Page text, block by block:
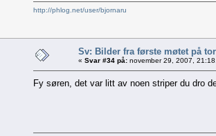
http://phlog.net/user/bjornaru
Sv: Bilder fra første møtet på
« Svar #34 på: november 29, 2007,
Fy søren, det var litt av noen striper du dro